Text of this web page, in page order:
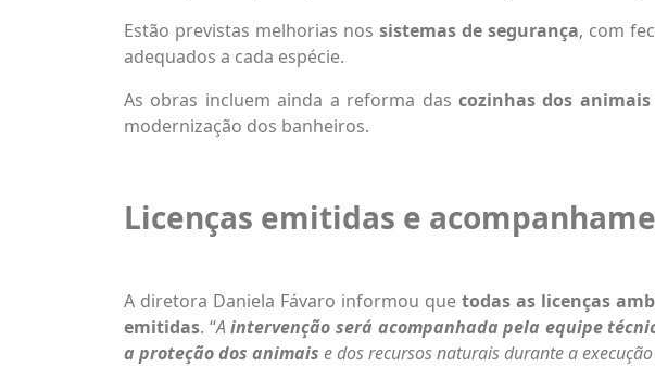
Estão previstas melhorias nos sistemas de segurança, com
adequados a cada espécie.
As obras incluem ainda a reforma das cozinhas dos
modernização dos banheiros.
Licenças emitidas e
A diretora Daniela Fávaro informou que todas as licenças
emitidas. “Aintervenção será acompanhada pela equipe
a proteção dos animais e dos recursos naturais durante a